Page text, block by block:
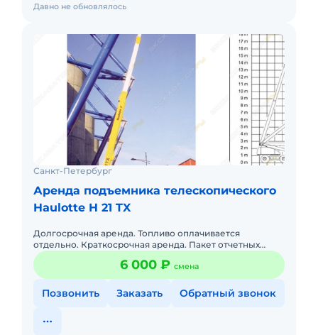
Давно не обновлялось
Санкт-Петербург
Аренда подъемника телескопического
Haulotte H 21 TX
Долгосрочная аренда. Топливо оплачивается
отдельно. Краткосрочная аренда. Пакет отчетных
документов. Рабочая высота 20.6м Цена аренды от
5000 руб. за с
6 000 ₽ смена
Позвонить Заказать Обратный звонок